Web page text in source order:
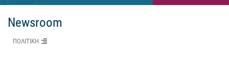
Newsroom
ΠΟΛΙΤΙΚΗ